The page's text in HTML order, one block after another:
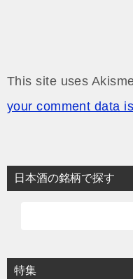
This site uses
your comment data
日本酒の銘柄で探す
特集